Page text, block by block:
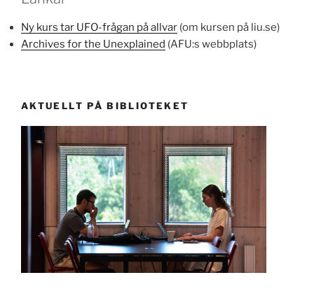
Ny kurs tar UFO-frågan på allvar (om kursen på liu.se)
Archives for the Unexplained (AFU:s webbplats)
AKTUELLT PÅ BIBLIOTEKET